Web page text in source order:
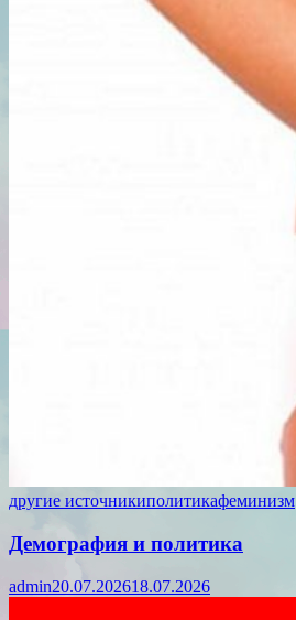
другие источникиполитикафеминизм
Демография и политика
admin20.07.202618.07.2026